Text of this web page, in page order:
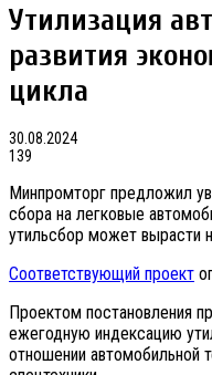
Утилизация
развития
цикла
30.08.2024
139
Минпромторг предложил
сбора на легковые
утильсбор может вырасти
Соответствующий проект
Проектом постановления
ежегодную индексацию
отношении автомобильной